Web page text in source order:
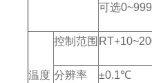
可选
温度
控制范围
分辨率 ±0.1℃